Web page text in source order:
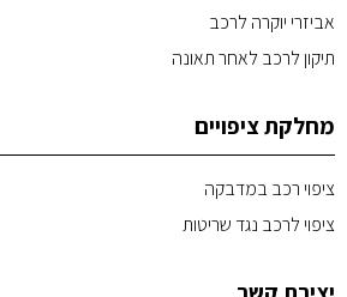
אביזרי יוקרה לרכב
תיקון לרכב לאחר תאונה
מחלקת ציפויים
ציפוי רכב במדבקה
ציפוי לרכב נגד שריטות